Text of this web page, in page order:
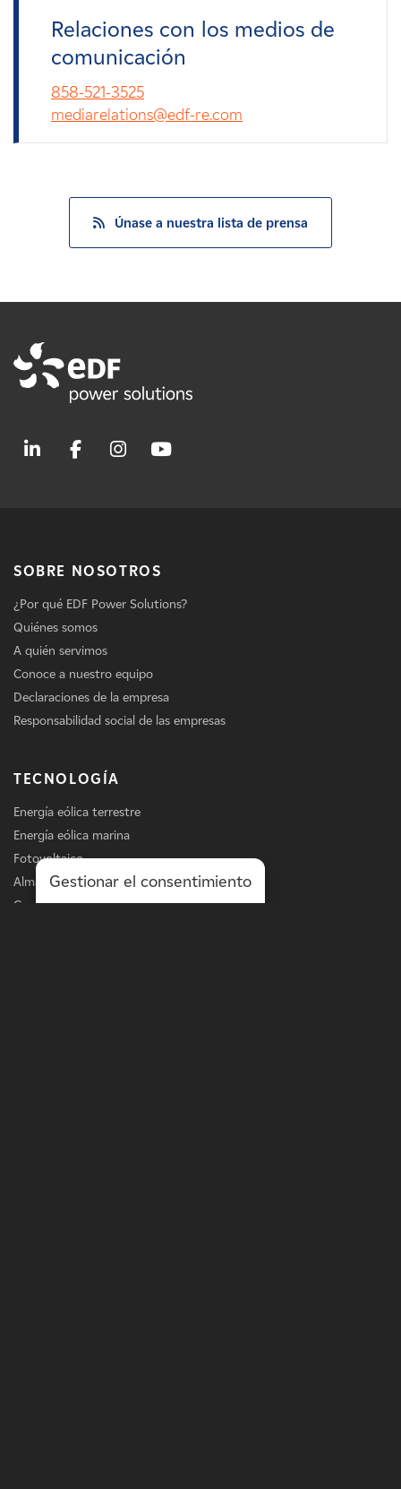
Relaciones con los medios de
comunicación
858-521-3525
mediarelations@edf-re.com
Únase a nuestra lista de prensa
SOBRE NOSOTROS
¿Por qué EDF Power Solutions?
Quiénes somos
A quién servimos
Conoce a nuestro equipo
Declaraciones de la empresa
Responsabilidad social de las empresas
TECNOLOGÍA
Energía eólica terrestre
Energía eólica marina
Fotovoltaico
Almacenamiento
Carga de vehículos eléctricos
Gestionar el consentimiento